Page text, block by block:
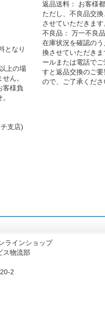
となり
上の場
ん。
客様負
支店)
返品送料： お客様
ただし、不良品交
させていただきます
不良品： 万一不良
在庫状況を確認の
換させていただき
ールまたは電話で
すと返品交換のご
ので、ご了承くださ
ラインショップ
ス物流部
2